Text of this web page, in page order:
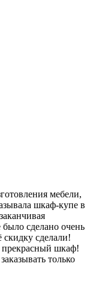
мебели,
шкаф-купе в
сделано очень
сделали!
прекрасный шкаф!
только